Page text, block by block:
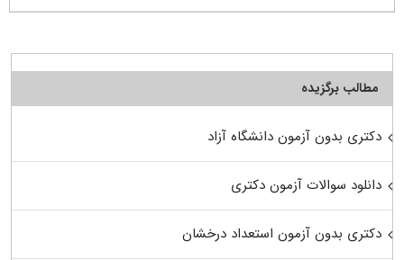
مطالب برگزیده
دکتری بدون آزمون دانشگاه آزاد
دانلود سوالات آزمون دکتری
دکتری بدون آزمون استعداد درخشان